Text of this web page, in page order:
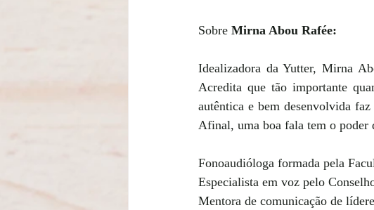
Sobre Mirna Abou Rafée:
Idealizadora da Yutter, Mirna
Acredita que tão importante
autêntica e bem desenvolvida
Afinal, uma boa fala tem o poder
Fonoaudióloga formada pela
Especialista em voz pelo
Mentora de comunicação de